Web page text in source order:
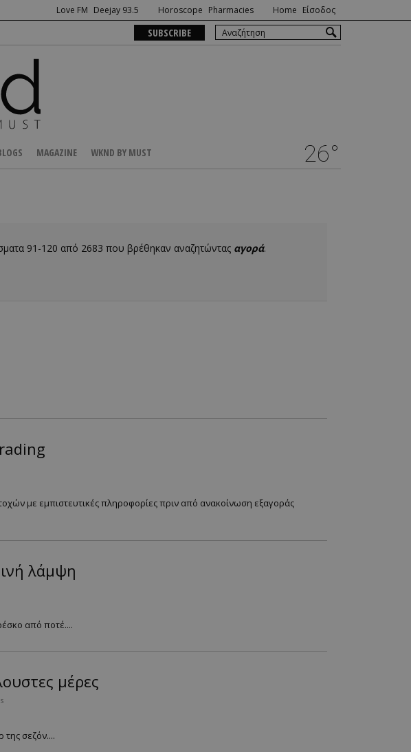
Love FM Deejay 93.5 Horoscope Pharmacies Home Είσοδος
SUBSCRIBE
MAGAZINE WKND BY MUST 26°
91-120 από 2683 που βρέθηκαν αναζητώντας αγορά.
με εμπιστευτικές πληροφορίες πριν από ανακοίνωση εξαγοράς
λάμψη
από ποτέ....
μέρες
της σεζόν....